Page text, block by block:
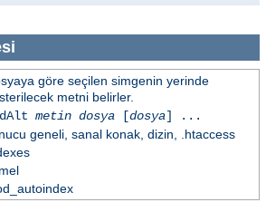
göre seçilen simgenin yerinde
metni belirler.
metin dosya[dosya] ...
geneli, sanal konak, dizin, .htaccess